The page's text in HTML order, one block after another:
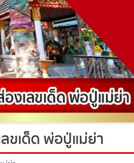
ขเด็ด พ่อปู่แม่ย่า